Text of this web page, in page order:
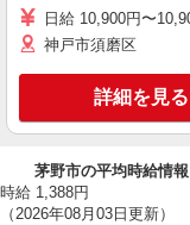
日給 10,900円〜
神戸市須磨区
詳細を見る
茅野市の平均時給情報
時給 1,388円
（2026年08月03日更新）